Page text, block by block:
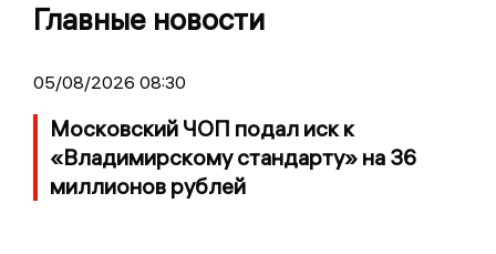
Главные новости
05/08/2026 08:30
Московский ЧОП подал иск к
«Владимирскому стандарту» на 36
миллионов рублей